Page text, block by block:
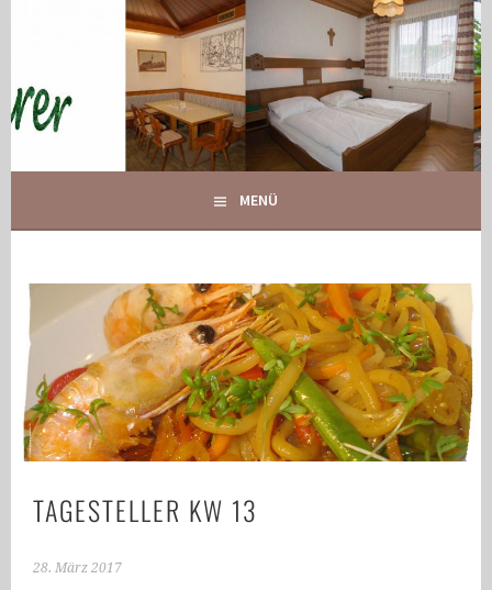
GASTHOF MAURER
IHR GASTHOF IN GLOGGNITZ
MENÜ
TAGESTELLER KW 13
28. März 2017